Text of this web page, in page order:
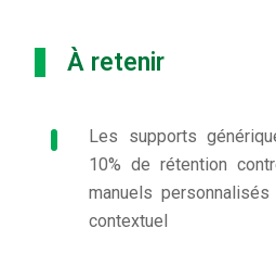
À retenir
Les supports
10% de rétention
manuels personnalisés
contextuel